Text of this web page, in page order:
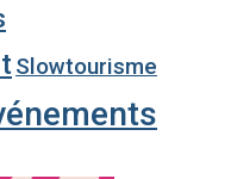
Slowtourisme